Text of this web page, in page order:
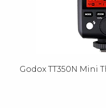
Godox TT350N Mini